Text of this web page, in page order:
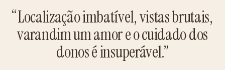
“Localização imbatível, vistas brutais,
varandim um amor e o cuidado dos
donos é insuperável.”